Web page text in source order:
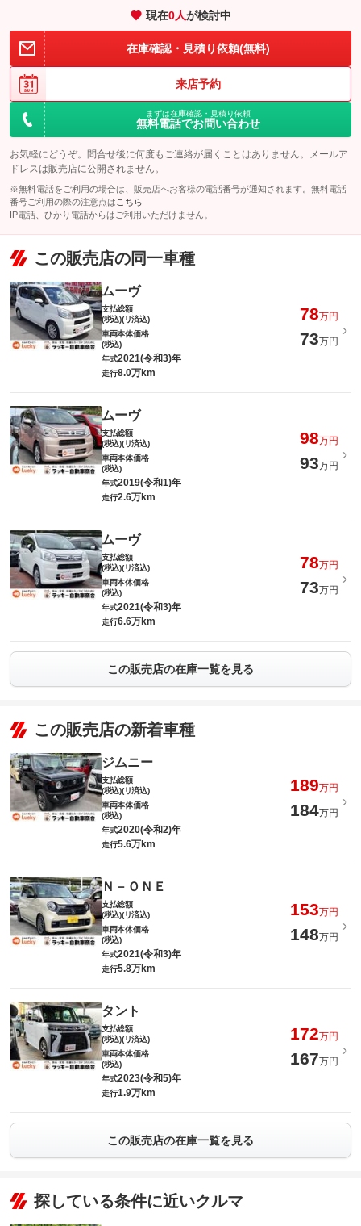
現在0人が検討中
在庫確認・見積り依頼(無料)
来店予約
まずは在庫確認・見積り依頼
無料電話でお問い合わせ
お気軽にどうぞ。問合せ後に何度もご連絡が届くことはありません。メールア
ドレスは販売店に公開されません。
※無料電話をご利用の場合は、販売店へお客様の電話番号が通知されます。無料電話
番号ご利用の際の注意点は こちら
IP電話、ひかり電話からはご利用いただけません。
この販売店の同一車種
ムーヴ
支払総額
(税込)(リ済込)
78万円
車両本体価格
(税込)
73万円
年式2021(令和3)年
走行8.0万km
ムーヴ
支払総額
(税込)(リ済込)
98万円
車両本体価格
(税込)
93万円
年式2019(令和1)年
走行2.6万km
ムーヴ
支払総額
(税込)(リ済込)
78万円
車両本体価格
(税込)
73万円
年式2021(令和3)年
走行6.6万km
この販売店の在庫一覧を見る
この販売店の新着車種
ジムニー
支払総額
(税込)(リ済込)
189万円
車両本体価格
(税込)
184万円
年式2020(令和2)年
走行5.6万km
Ｎ－ＯＮＥ
支払総額
(税込)(リ済込)
153万円
車両本体価格
(税込)
148万円
年式2021(令和3)年
走行5.8万km
タント
支払総額
(税込)(リ済込)
172万円
車両本体価格
(税込)
167万円
年式2023(令和5)年
走行1.9万km
この販売店の在庫一覧を見る
探している条件に近いクルマ